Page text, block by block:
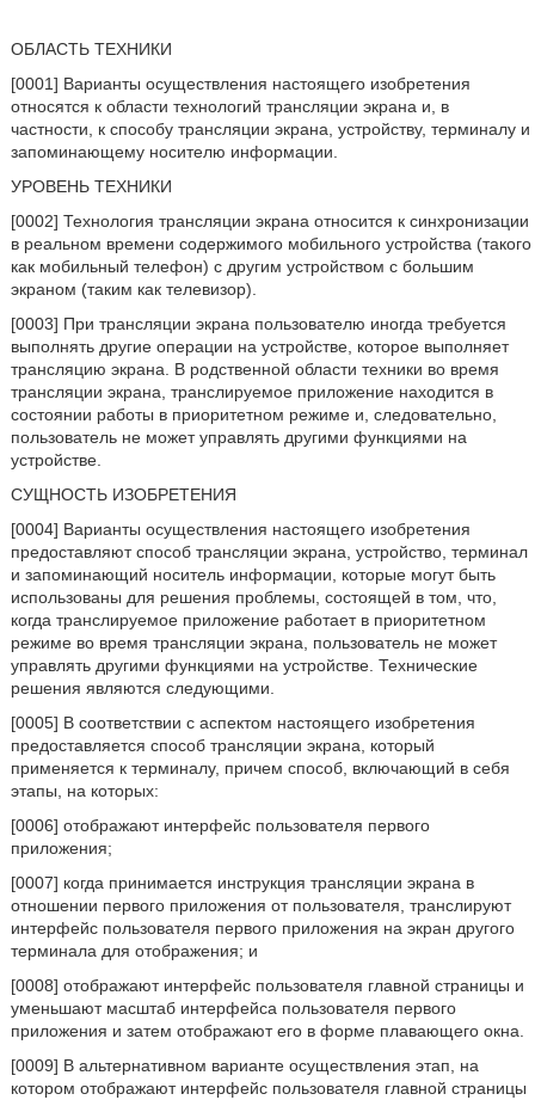
ОБЛАСТЬ ТЕХНИКИ
[0001] Варианты осуществления настоящего изобретения
относятся к области технологий трансляции экрана и, в
частности, к способу трансляции экрана, устройству, терминалу и
запоминающему носителю информации.
УРОВЕНЬ ТЕХНИКИ
[0002] Технология трансляции экрана относится к синхронизации
в реальном времени содержимого мобильного устройства (такого
как мобильный телефон) с другим устройством с большим
экраном (таким как телевизор).
[0003] При трансляции экрана пользователю иногда требуется
выполнять другие операции на устройстве, которое выполняет
трансляцию экрана. В родственной области техники во время
трансляции экрана, транслируемое приложение находится в
состоянии работы в приоритетном режиме и, следовательно,
пользователь не может управлять другими функциями на
устройстве.
СУЩНОСТЬ ИЗОБРЕТЕНИЯ
[0004] Варианты осуществления настоящего изобретения
предоставляют способ трансляции экрана, устройство, терминал
и запоминающий носитель информации, которые могут быть
использованы для решения проблемы, состоящей в том, что,
когда транслируемое приложение работает в приоритетном
режиме во время трансляции экрана, пользователь не может
управлять другими функциями на устройстве. Технические
решения являются следующими.
[0005] В соответствии с аспектом настоящего изобретения
предоставляется способ трансляции экрана, который
применяется к терминалу, причем способ, включающий в себя
этапы, на которых:
[0006] отображают интерфейс пользователя первого
приложения;
[0007] когда принимается инструкция трансляции экрана в
отношении первого приложения от пользователя, транслируют
интерфейс пользователя первого приложения на экран другого
терминала для отображения; и
[0008] отображают интерфейс пользователя главной страницы и
уменьшают масштаб интерфейса пользователя первого
приложения и затем отображают его в форме плавающего окна.
[0009] В альтернативном варианте осуществления этап, на
котором отображают интерфейс пользователя главной страницы